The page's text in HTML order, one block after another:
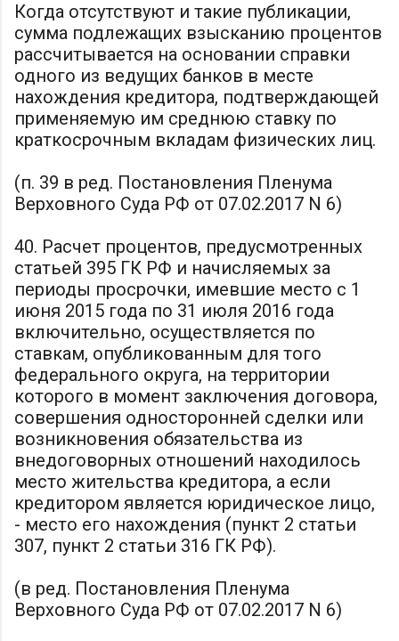
Когда отсутствуют и такие публикации,
сумма подлежащих взысканию процентов
рассчитывается на основании справки
одного из ведущих банков в месте
нахождения кредитора, подтверждающей
применяемую им среднюю ставку по
краткосрочным вкладам физических лиц.
(п. 39 в ред. Постановления Пленума
Верховного Суда РФ от 07.02.2017 N 6)
40. Расчет процентов, предусмотренных
статьей 395 ГК РФ и начисляемых за
периоды просрочки, имевшие место с 1
июня 2015 года по 31 июля 2016 года
включительно, осуществляется по
ставкам, опубликованным для того
федерального округа, на территории
которого в момент заключения договора,
совершения односторонней сделки или
возникновения обязательства из
внедоговорных отношений находилось
место жительства кредитора, а если
кредитором является юридическое лицо,
- место его нахождения (пункт 2 статьи
307, пункт 2 статьи 316 ГК РФ).
(в ред. Постановления Пленума
Верховного Суда РФ от 07.02.2017 N 6)